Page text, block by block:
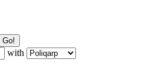
Go!
with